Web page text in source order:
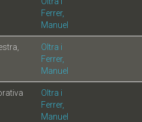
Ferrer,
Manuel
Oltra i
Ferrer,
Manuel
Oltra i
Ferrer,
Manuel